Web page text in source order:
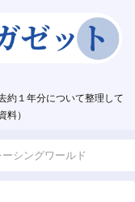
約１年分について整理して
料）
シングワールド